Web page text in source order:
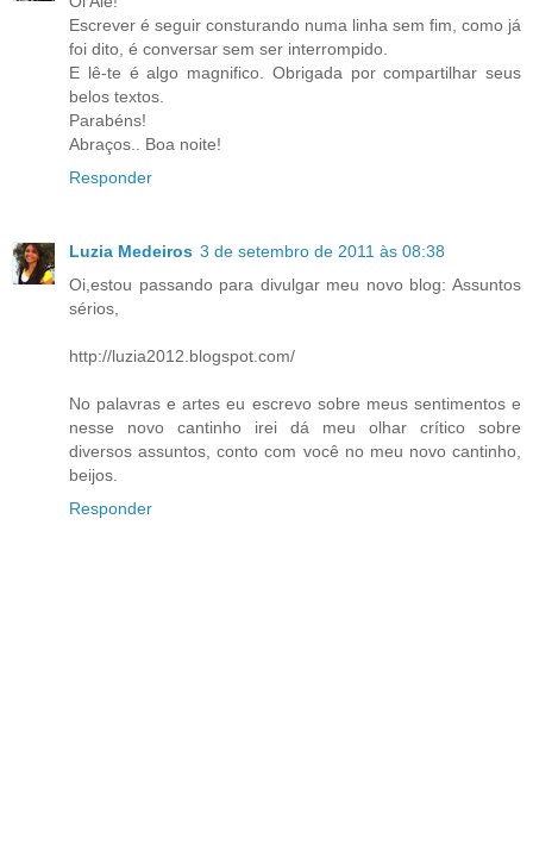
Escrever é seguir consturando numa linha sem fim, como já
foi dito, é conversar sem ser interrompido.
E lê-te é algo magnifico. Obrigada por compartilhar seus
belos textos.
Parabéns!
Abraços.. Boa noite!
Responder
Luzia Medeiros 3 de setembro de 2011 às 08:38
Oi,estou passando para divulgar meu novo blog: Assuntos
sérios,
http://luzia2012.blogspot.com/
No palavras e artes eu escrevo sobre meus sentimentos e
nesse novo cantinho irei dá meu olhar crítico sobre
diversos assuntos, conto com você no meu novo cantinho,
beijos.
Responder